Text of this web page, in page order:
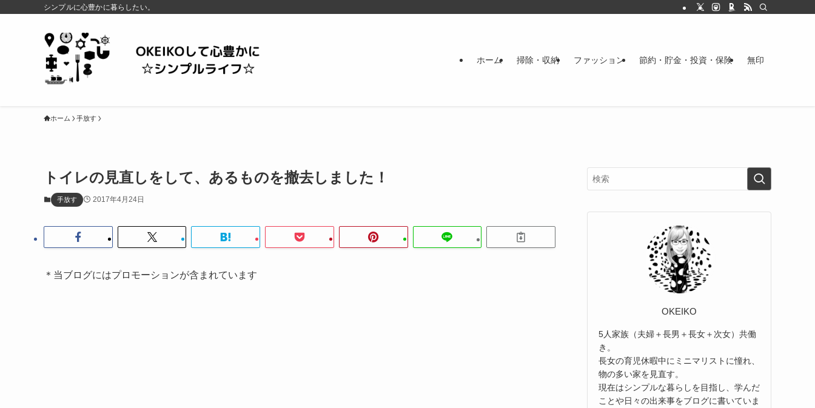
シンプルに心豊かに暮らしたい。
ホーム 掃除・収納 ファッション 節約・貯金・投資・保険 無印
ホーム 手放す
トイレの見直しをして、あるものを撤去しました！
手放す 2017年4月24日
＊当ブログにはプロモーションが含まれています
OKEIKO
5人家族（夫婦＋長男＋長女＋次女）共働
き。
長女の育児休暇中にミニマリストに憧れ、
物の多い家を見直す。
現在はシンプルな暮らしを目指し、学んだ
ことや日々の出来事をブログに書いていま